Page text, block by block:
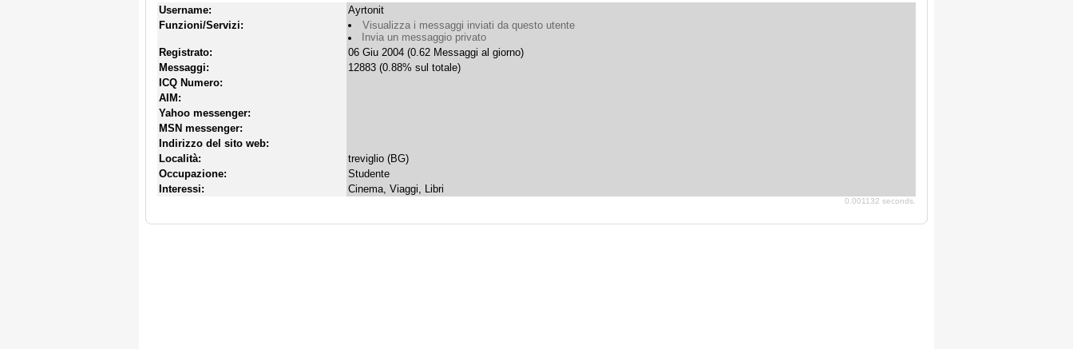
Username:
Ayrtonit
Funzioni/Servizi:
Visualizza i messaggi inviati da questo utente
Invia un messaggio privato
Registrato:
06 Giu 2004 (0.62 Messaggi al giorno)
Messaggi:
12883 (0.88% sul totale)
ICQ Numero:
AIM:
Yahoo messenger:
MSN messenger:
Indirizzo del sito web:
Località:
treviglio (BG)
Occupazione:
Studente
Interessi:
Cinema, Viaggi, Libri
0.001132 seconds.